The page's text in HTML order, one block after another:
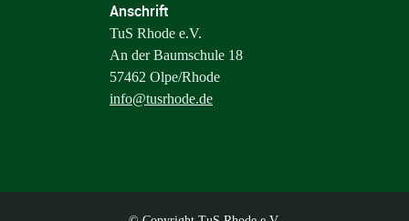
Anschrift
TuS Rhode e.V.
An der Baumschule 18
57462 Olpe/Rhode
info@tusrhode.de